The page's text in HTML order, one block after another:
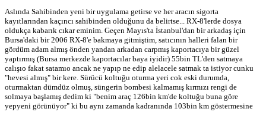
Aslında Sahibinden yeni bir uygulama getirse ve her aracın sigorta
kayıtlarından kaçıncı sahibinden olduğunu da belirtse... RX-8'lerde dosya
oldukça kabarık cıkar eminim. Geçen Mayıs'ta İstanbul'dan bir arkadaş için
Bursa'daki bir 2006 RX-8'e bakmaya gitmiştim, satıcının halleri falan bir
gördüm adam almış önden yandan arkadan carpmış kaportacıya bir güzel
yaptırmış (Bursa merkezde kaportacılar baya iyidir) 55bin TL'den satmaya
calışıo fakat satamıo ancak ne yapıp ne edip alelacele satmak ta istiyor cunku
"hevesi almış" bir kere. Sürücü koltuğu oturma yeri cok eski durumda,
oturmaktan dümdüz olmuş, süngerin bombesi kalmamış kırmızı rengi de
solmaya başlamış dedim ki "benim araç 126bin km'de koltuğu buna göre
yepyeni görünüyor" ki bu aynı zamanda kadranında 103bin km göstermesine